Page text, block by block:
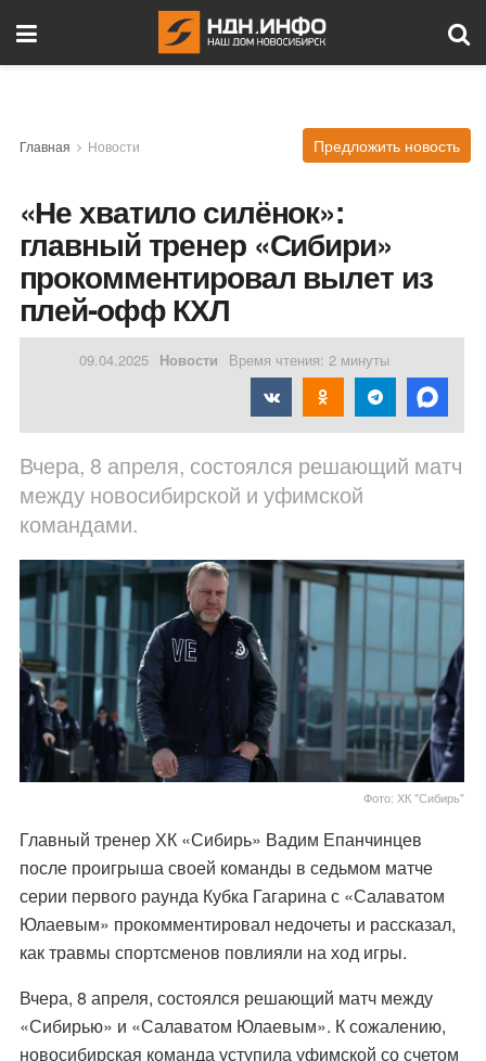
Главная Новости Предложить новость
«Не хватило силёнок»:
главный тренер «Сибири»
прокомментировал вылет из
плей‑офф КХЛ
09.04.2025 Новости Время чтения: 2 минуты
Вчера, 8 апреля, состоялся решающий матч
между новосибирской и уфимской
командами.
Фото: ХК "Сибирь"
Главный тренер ХК «Сибирь» Вадим Епанчинцев
после проигрыша своей команды в седьмом матче
серии первого раунда Кубка Гагарина с «Салаватом
Юлаевым» прокомментировал недочеты и рассказал,
как травмы спортсменов повлияли на ход игры.
Вчера, 8 апреля, состоялся решающий матч между
«Сибирью» и «Салаватом Юлаевым». К сожалению,
новосибирская команда уступила уфимской со счетом